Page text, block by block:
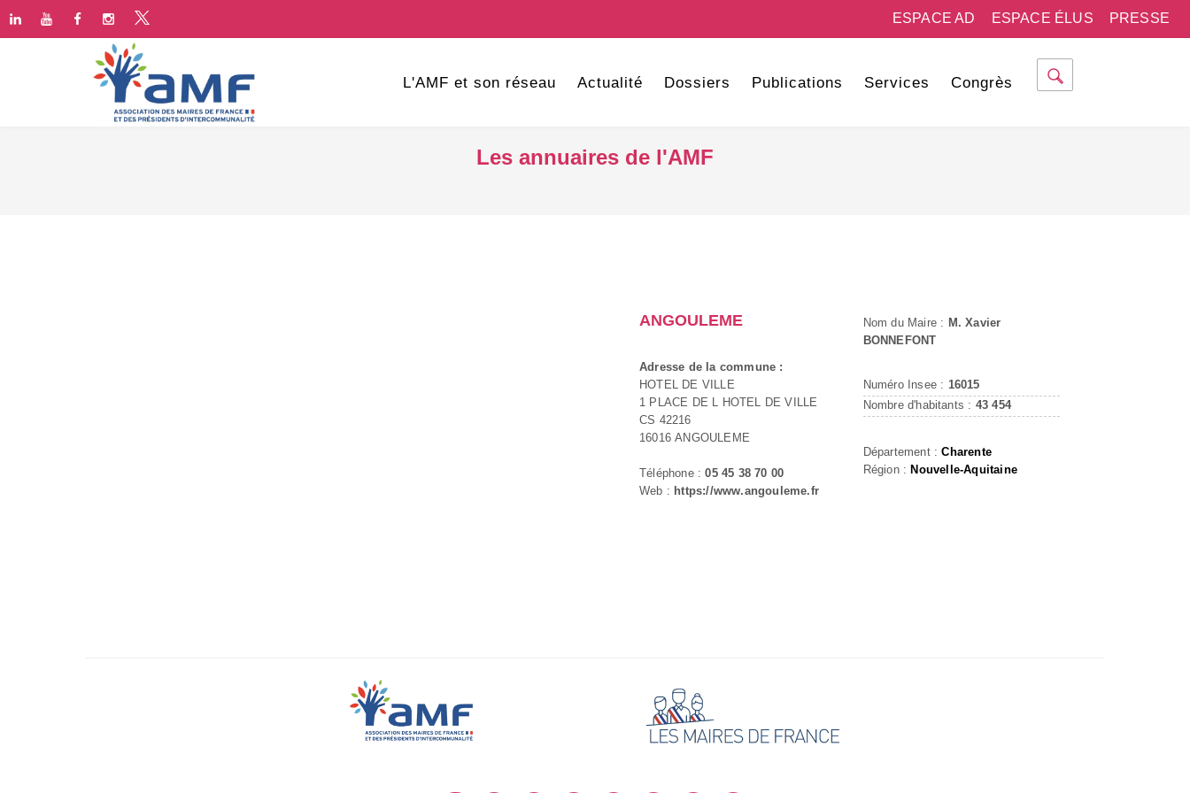
PRESSE
ESPACE ÉLUS
ESPACE AD
L'AMF et son réseau Actualité Dossiers Publications Services Congrès
Les annuaires de l'AMF
ANGOULEME
Adresse de la commune :
HOTEL DE VILLE
1 PLACE DE L HOTEL DE VILLE
CS 42216
16016 ANGOULEME
Téléphone :05 45 38 70 00
Web : https://www.angouleme.fr
Nom du Maire : M. Xavier
BONNEFONT
Numéro Insee : 16015
Nombre d'habitants : 43 454
Département :Charente
Région : Nouvelle-Aquitaine